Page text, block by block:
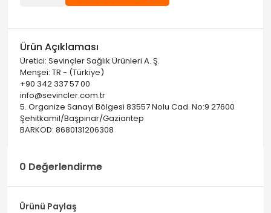
Ürün Açıklaması
Üretici: Sevinçler Sağlık Ürünleri A. Ş.
Menşei: TR - (Türkiye)
+90 342 337 57 00
info@sevincler.com.tr
5. Organize Sanayi Bölgesi 83557 Nolu Cad. No:9 27600
Şehitkamil/Başpınar/Gaziantep
BARKOD: 8680131206308
0 Değerlendirme
Ürünü Paylaş